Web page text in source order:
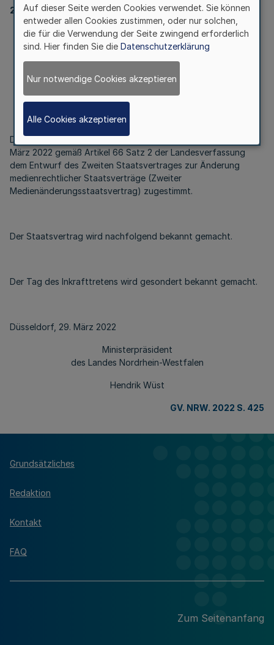
2254
medienrechtlicher Staatsverträge
(Zweiter Medienänderungsstaatsvertrag)
Der Landtag Nordrhein-Westfalen hat in seiner Sitzung am 23.
März 2022 gemäß Artikel 66 Satz 2 der Landesverfassung
dem Entwurf des Zweiten Staatsvertrages zur Änderung
medienrechtlicher Staatsverträge (Zweiter
Medienänderungsstaatsvertrag) zugestimmt.
Der Staatsvertrag wird nachfolgend bekannt gemacht.
Der Tag des Inkrafttretens wird gesondert bekannt gemacht.
Düsseldorf, 29. März 2022
Ministerpräsident
des Landes Nordrhein-Westfalen
Hendrik Wüst
GV. NRW. 2022 S. 425
Grundsätzliches
Redaktion
Kontakt
FAQ
Zum Seitenanfang
Auf dieser Seite werden Cookies verwendet. Sie können
entweder allen Cookies zustimmen, oder nur solchen,
die für die Verwendung der Seite zwingend erforderlich
sind. Hier finden Sie die Datenschutzerklärung
Nur notwendige Cookies akzeptieren
Alle Cookies akzeptieren